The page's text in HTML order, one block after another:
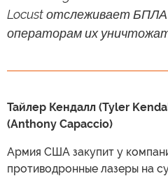
Locust отслеживает
операторам их
Тайлер Кендалл (Tyler
(Anthony Capaccio)
Армия США закупит у
противодронные лазеры на